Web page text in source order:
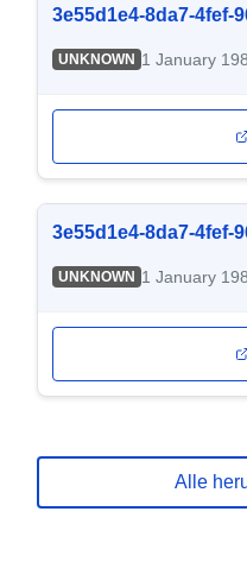
3e55d1e4-8da7-4fef-
UNKNOWN 1 January
3e55d1e4-8da7-4fef-
UNKNOWN 1 January
Alle